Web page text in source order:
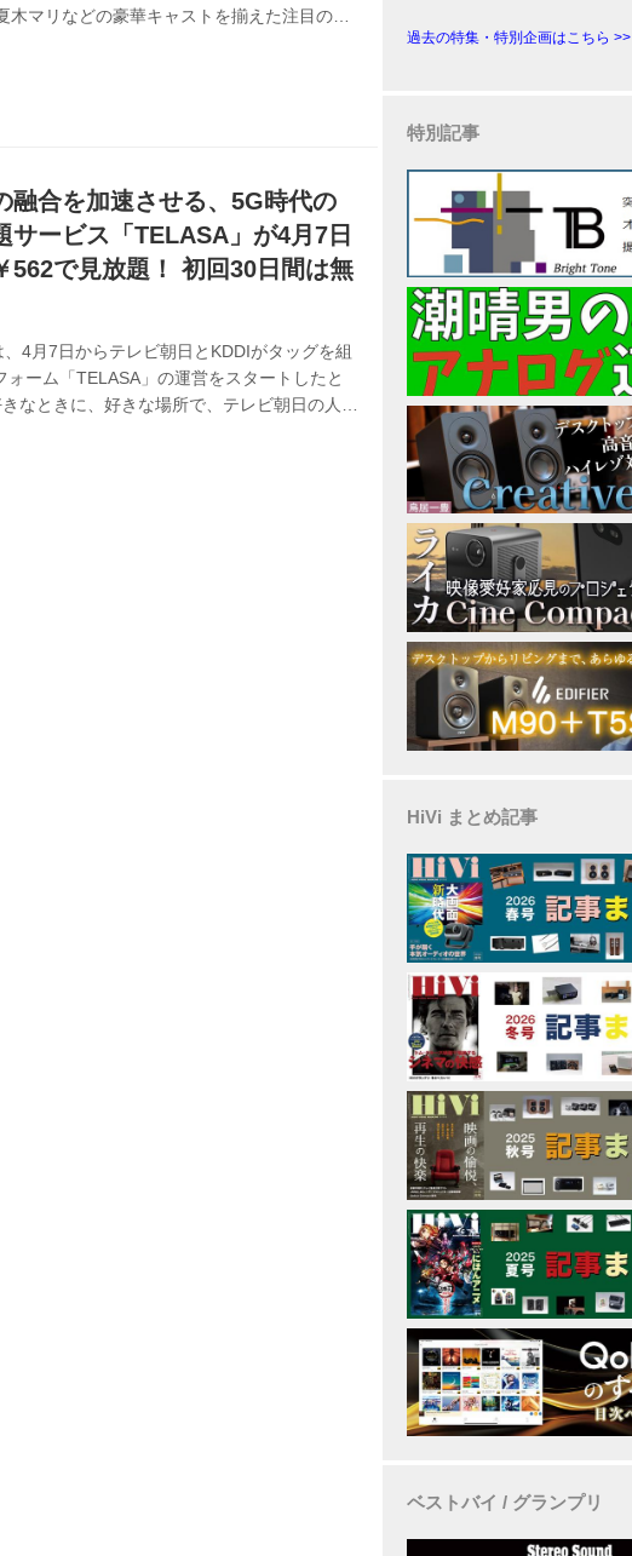
マリなどの豪華キャストを揃えた注目のド
手に圧倒的な金融知識と人脈を用いて、そ
にまつわる様々な問題を痛快に解決してい
融合を加速させる、5G時代の
サービス「TELASA」が4月7日
562で見放題！ 初回30日間は無
4月7日からテレビ朝日とKDDIがタッグを組
ーム「TELASA」の運営をスタートしたと
なときに、好きな場所で、テレビ朝日の人気
エティ、アニメ、特撮、スポーツ番組や国
いう。 スマホやPCはもちろん、テレビの大
過去の特集・特別企画はこちら >>
特別記事
HiVi まとめ記事
ベストバイ / グランプリ